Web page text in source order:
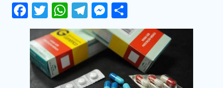
Facebook
Twitter
WhatsApp
Telegram
Messenger